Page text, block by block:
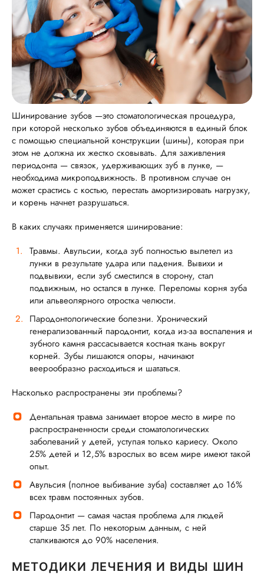
Шинирование зубов —это стоматологическая процедура,
при которой несколько зубов объединяются в единый блок
с помощью специальной конструкции (шины), которая при
этом не должна их жестко сковывать. Для заживления
периодонта — связок, удерживающих зуб в лунке, —
необходима микроподвижность. В противном случае он
может срастись с костью, перестать амортизировать нагрузку,
и корень начнет разрушаться.
В каких случаях применяется шинирование:
Травмы. Авульсии, когда зуб полностью вылетел из
лунки в результате удара или падения. Вывихи и
подвывихи, если зуб сместился в сторону, стал
подвижным, но остался в лунке. Переломы корня зуба
или альвеолярного отростка челюсти.
Пародонтологические болезни. Хронический
генерализованный пародонтит, когда из-за воспаления и
зубного камня рассасывается костная ткань вокруг
корней. Зубы лишаются опоры, начинают
веерообразно расходиться и шататься.
Насколько распространены эти проблемы?
Дентальная травма занимает второе место в мире по
распространенности среди стоматологических
заболеваний у детей, уступая только кариесу. Около
25% детей и 12,5% взрослых во всем мире имеют такой
опыт.
Авульсия (полное выбивание зуба) составляет до 16%
всех травм постоянных зубов.
Пародонтит — самая частая проблема для людей
старше 35 лет. По некоторым данным, с ней
сталкиваются до 90% населения.
МЕТОДИКИ ЛЕЧЕНИЯ И ВИДЫ ШИН